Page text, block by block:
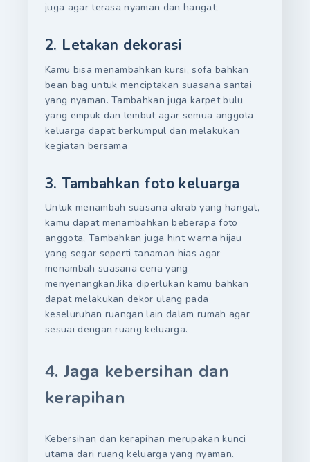
juga agar terasa nyaman dan hangat.
2. Letakan dekorasi
Kamu bisa menambahkan kursi, sofa bahkan
bean bag untuk menciptakan suasana santai
yang nyaman. Tambahkan juga karpet bulu
yang empuk dan lembut agar semua anggota
keluarga dapat berkumpul dan melakukan
kegiatan bersama
3. Tambahkan foto keluarga
Untuk menambah suasana akrab yang hangat,
kamu dapat menambahkan beberapa foto
anggota. Tambahkan juga hint warna hijau
yang segar seperti tanaman hias agar
menambah suasana ceria yang
menyenangkan.Jika diperlukan kamu bahkan
dapat melakukan dekor ulang pada
keseluruhan ruangan lain dalam rumah agar
sesuai dengan ruang keluarga.
4. Jaga kebersihan dan
kerapihan
Kebersihan dan kerapihan merupakan kunci
utama dari ruang keluarga yang nyaman.